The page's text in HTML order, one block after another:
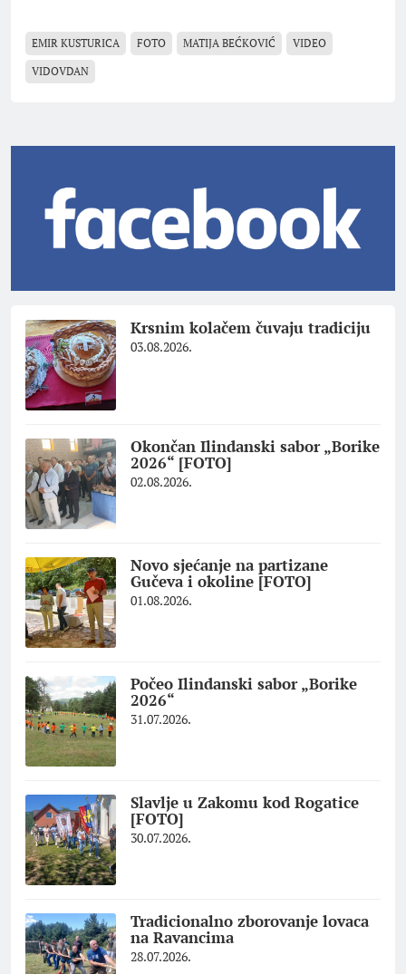
EMIR KUSTURICA FOTO MATIJA BEĆKOVIĆ VIDEO
VIDOVDAN
Krsnim kolačem čuvaju tradiciju
03.08.2026.
Okončan Ilindanski sabor „Borike
2026“ [FOTO]
02.08.2026.
Novo sjećanje na partizane
Gučeva i okoline [FOTO]
01.08.2026.
Počeo Ilindanski sabor „Borike
2026“
31.07.2026.
Slavlje u Zakomu kod Rogatice
[FOTO]
30.07.2026.
Tradicionalno zborovanje lovaca
na Ravancima
28.07.2026.